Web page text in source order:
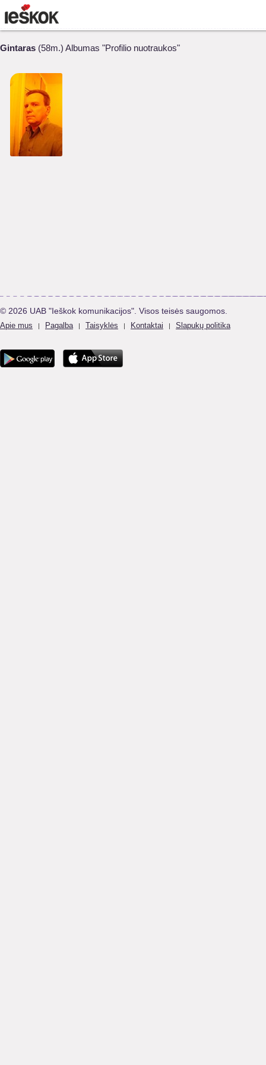
Gintaras (58m.) Albumas "Profilio nuotraukos"
© 2026 UAB "Ieškok komunikacijos". Visos teisės saugomos.
Apie mus | Pagalba | Taisyklės | Kontaktai | Slapukų politika